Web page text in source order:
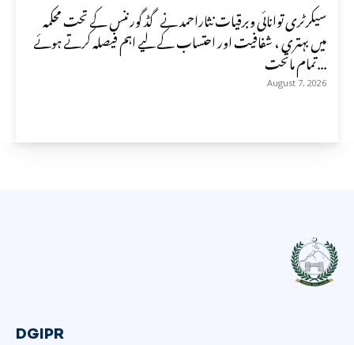
سیکرٹری توانائی وبرقیات نثاراحمد نے گڈ گورننس کے تحت محکمہ
میں بہتری ، شفافیت اور احتساب کے لیے اہم فیصلہ کرتے ہوئے
تمام ماتحت...
August 7, 2026
DGIPR